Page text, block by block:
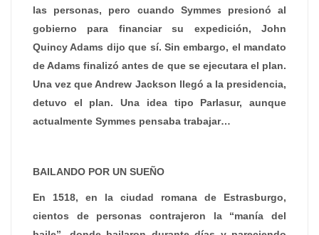
las personas, pero cuando Symmes presionó al
gobierno para financiar su expedición, John
Quincy Adams dijo que sí. Sin embargo, el mandato
de Adams finalizó antes de que se ejecutara el plan.
Una vez que Andrew Jackson llegó a la presidencia,
detuvo el plan. Una idea tipo Parlasur, aunque
actualmente Symmes pensaba trabajar…
BAILANDO POR UN SUEÑO
En 1518, en la ciudad romana de Estrasburgo,
cientos de personas contrajeron la “manía del